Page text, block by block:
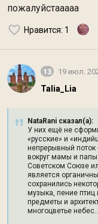
пожалуйстааааа
Нравится: 1
13 19 июл.
Talia_Lia
NataRani сказал(а):
У них ещё не
«русские» и
непрерывный поток
вокруг мамы и
Советском Союзе
является
сохранились
музыка, пение птиц
предметы и
многоцветье